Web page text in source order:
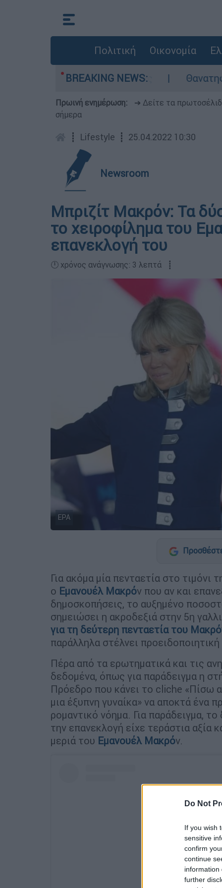
Do Not
If you wish
sensitive
confirm
continue
information
further
Πολιτική Οικονομία
BREAKING NEWS:
αστυνομικούς Θανατηφόρο τροχαίο
Πρωινή ενημέρωση: ➔ Δείτε τα
σήμερα
┋ Lifestyle ┋ 25.04.2022 10:30
Newsroom
Μπριζίτ Μακρόν: Τα
το χειροφίλημα του
επανεκλογή του
🕛 χρόνος ανάγνωσης: 3 λεπτά ┋
ΕΡΑ
Για ακόμα μία πενταετία στο τιμόνι
ο Εμανουέλ Μακρόν που αν και
δημοσκοπήσεις, το αυξημένο
σημειώσει η ακροδεξιά στην 5η
για τη δεύτερη πενταετία του
παράλληλα στέλνει
Πέρα από τα ερωτηματικά και τις
δεδομένα, όπως για παράδειγμα η
Πρόεδρο που κάνει το cliche «Πίσω
μια έξυπνη γυναίκα» να αποκτά ένα
ρομαντικό νόημα. Για παράδειγμα,
την επανεκλογή είχε τεράστια αξία
μεριά του Εμανουέλ Μακρόν.